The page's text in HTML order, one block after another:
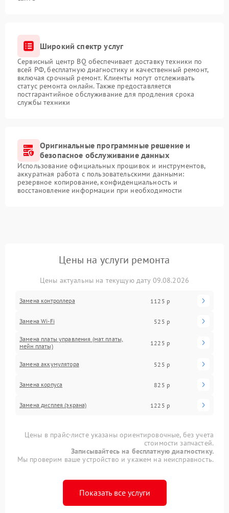
Широкий спектр услуг
Сервисный центр BQ обеспечивает доставку техники по
всей РФ, бесплатную диагностику и качественный ремонт,
включая срочный ремонт. Клиенты могут отслеживать
статус ремонта онлайн. Также предоставляется
постгарантийное обслуживание для продления срока
службы техники
Оригинальные программные решение и
безопасное обслуживание данных
Использование официальных прошивок и инструментов,
аккуратная работа с пользовательскими данными:
резервное копирование, конфиденциальность и
восстановление информации при необходимости
Цены на услуги ремонта
Цены актуальны на текущую дату 09.08.2026
Замена контроллера 1125 р
Замена Wi-Fi 525 р
Замена платы управления (мат.платы,
мейн платы)
1225 р
Замена аккумулятора 525 р
Замена корпуса 825 р
Замена дисплея (экрана) 1225 р
Цены в прайс-листе указаны ориентировочные, без учета
стоимости запчастей.
Записывайтесь на бесплатную диагностику.
Мы проверим ваше устройство и укажем на неисправность.
Показать все услуги